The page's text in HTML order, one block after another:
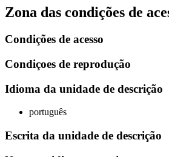
Zona das condições de
Condições de acesso
Condiçoes de reprodução
Idioma da unidade de descrição
português
Escrita da unidade de descrição